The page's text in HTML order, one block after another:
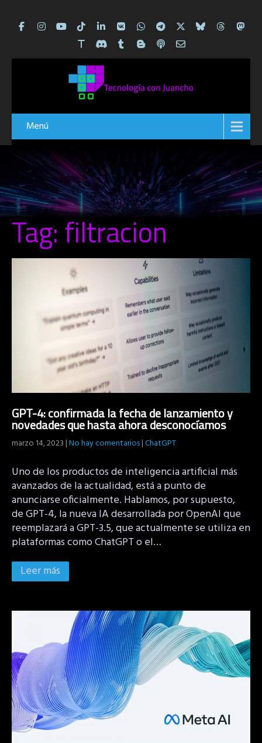
Menú
Tag: filtracion
GPT-4: confirmada la fecha de lanzamiento y
novedades que hasta ahora desconocíamos
marzo 14, 2023|No hay comentarios|ChatGPT
Uno de los productos de inteligencia artificial más
avanzados de la actualidad, está a punto de
anunciarse oficialmente. Hablamos, por supuesto,
de GPT-4, la nueva IA desarrollada por OpenAI que
reemplazará a GPT-3.5, que actualmente se utiliza en
plataformas como ChatGPT o el…
Leer más